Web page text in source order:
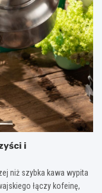
i
niż szybka kawa wypita
łączy kofeinę,